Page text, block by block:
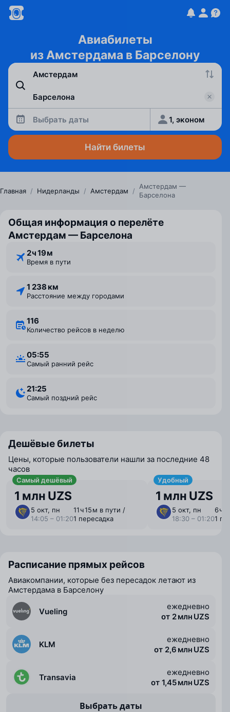
Авиабилеты
из Амстердама в Барселону
Выбрать даты 1, эконом
Найти билеты
Главная / Нидерланды / Амстердам /
Амстердам —
Барселона
Общая информация о перелёте
Амстердам — Барселона
2 ⁠ч 19 ⁠м
Время в пути
1 238 км
Расстояние между городами
116
Количество рейсов в неделю
05:55
Самый ранний рейс
21:25
Самый поздний рейс
Дешёвые билеты
Цены, которые пользователи нашли за последние 48
часов
Самый дешёвый
1 млн UZS
5 окт, пн
14:05 – 01:20
11 ⁠ч 15 ⁠м в пути /
1 пересадка
Удобный
1 млн UZS
5 окт, пн
18:30 – 01:20
6 ⁠ч
1
Расписание прямых рейсов
Авиакомпании, которые без пересадок летают из
Амстердама в Барселону
Vueling
ежедневно
от 2 млн UZS
KLM
ежедневно
от 2,6 млн UZS
Transavia
ежедневно
от 1,45 млн UZS
Выбрать даты